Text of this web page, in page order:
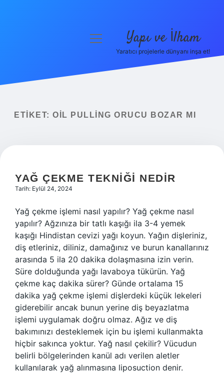
Yasal Uyarı
menüyü
Yapı ve İlham
Yaratıcı projelerle dünyanı inşa et!
ETIKET: OIL PULLING ORUCU BOZAR MI
YAĞ ÇEKME TEKNIĞI NEDIR
Tarih: Eylül 24, 2024
Yağ çekme işlemi nasıl yapılır? Yağ çekme nasıl
yapılır? Ağzınıza bir tatlı kaşığı ila 3-4 yemek
kaşığı Hindistan cevizi yağı koyun. Yağın dişleriniz,
diş etleriniz, diliniz, damağınız ve burun kanallarınız
arasında 5 ila 20 dakika dolaşmasına izin verin.
Süre dolduğunda yağı lavaboya tükürün. Yağ
çekme kaç dakika sürer? Günde ortalama 15
dakika yağ çekme işlemi dişlerdeki küçük lekeleri
giderebilir ancak bunun yerine diş beyazlatma
işlemi uygulamak doğru olmaz. Ağız ve diş
bakımınızı desteklemek için bu işlemi kullanmakta
hiçbir sakınca yoktur. Yağ nasıl çekilir? Vücudun
belirli bölgelerinden kanül adı verilen aletler
kullanılarak yağ alınmasına liposuction denir.